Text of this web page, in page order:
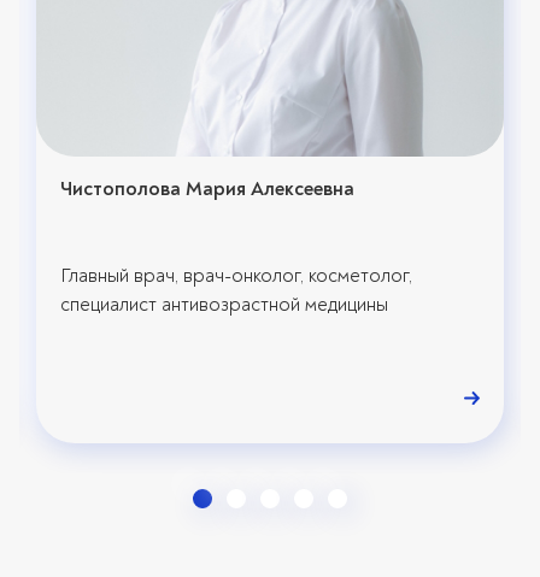
Чистополова Мария Алексеевна
Главный врач, врач-онколог, косметолог,
специалист антивозрастной медицины